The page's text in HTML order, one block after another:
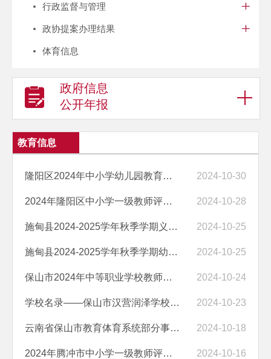
行政监督与管理
政协提案办理结果
体育信息
政府信息
公开年报
教育信息
隆阳区2024年中小学幼儿园教育科研论文评审结果公示 2024-10-30
2024年隆阳区中小学一级教师评审委员会评审结果公示 2024-10-28
施甸县2024-2025学年秋季学期义务教育阶段招生情况 2024-10-25
施甸县2024-2025学年秋季学期幼儿园招生情况 2024-10-25
保山市2024年中等职业学校教师副高级职称评审通过人员名单公示 2024-10-24
​学校名录——保山市汉营润泽学校简介 2024-10-23
云南省保山市教育体育系统部分事业单位2025年校园公开招聘教师公告 2024-10-18
2024年腾冲市中小学一级教师评审委员会评审通过人员名单公示 2024-10-16